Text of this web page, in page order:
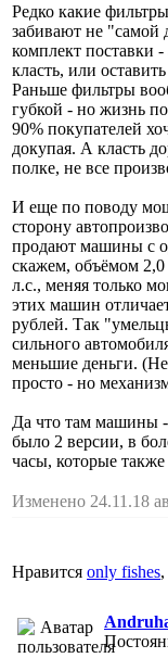
Редко какие
забивают не "самой
комплект поставки
класть, или
Раньше фильтры
губкой - но жизнь
90% покупателей
докупая. А класть
полке, не все
И еще по поводу
сторону
продают машины с
скажем, объёмом 2,0
л.с., меняя только
этих машин
рублей. Так
сильного
меньшие деньги. (Не
просто - но
Да что там машины
было 2 версии, в
часы, которые
Изменено 24.11.18
Нравится only fishes,